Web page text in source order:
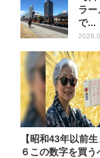
ラー
で...
【昭和43年以前
６この数字を買う